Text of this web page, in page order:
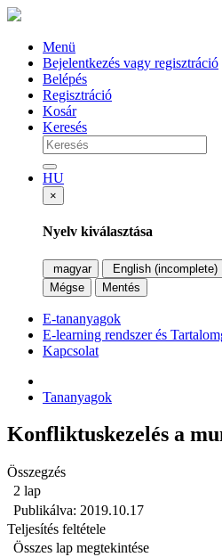
Menü
Bejelentkezés vagy regisztráció
Belépés
Regisztráció
Kosár
Keresés
HU
×
Nyelv kiválasztása
magyar
English (incomplete)
Mégse
Mentés
E-tananyagok
E-learning rendszer és
Kapcsolat
Tananyagok
Konfliktuskezelés a
Összegzés
2 lap
Publikálva: 2019.10.17
Teljesítés feltétele
Összes lap megtekintése